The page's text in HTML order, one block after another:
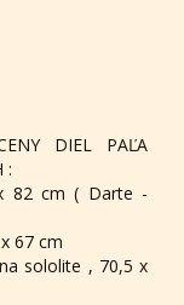
DIEL PAĽA
:
82 cm ( Darte -
67 cm
sololite , 70,5 x